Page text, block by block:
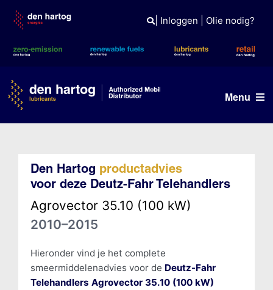
content
| Inloggen Olie nodig?
Menu
Producten
Kennisbank
Den Hartog productadvies
voor deze Deutz-Fahr Telehandlers
Agrovector 35.10 (100 kW)
2010–2015
Hieronder vind je het complete
smeermiddelenadvies voor de Deutz-Fahr
Telehandlers Agrovector 35.10 (100 kW)